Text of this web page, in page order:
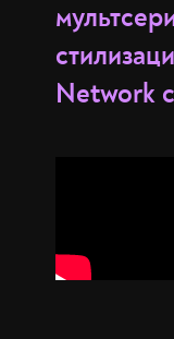
Network